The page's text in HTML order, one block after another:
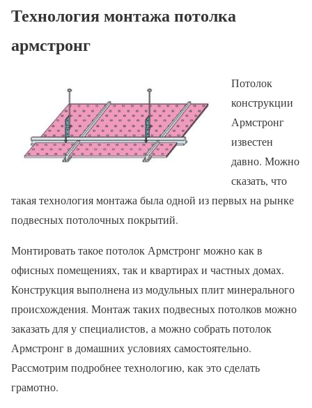
Технология монтажа потолка
армстронг
Потолок
конструкции
Армстронг
известен
давно. Можно
сказать, что
такая технология монтажа была одной из первых на рынке
подвесных потолочных покрытий.
Монтировать такое потолок Армстронг можно как в
офисных помещениях, так и квартирах и частных домах.
Конструкция выполнена из модульных плит минерального
происхождения. Монтаж таких подвесных потолков можно
заказать для у специалистов, а можно собрать потолок
Армстронг в домашних условиях самостоятельно.
Рассмотрим подробнее технологию, как это сделать
грамотно.